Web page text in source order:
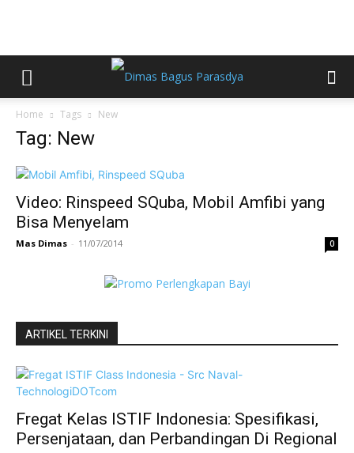
Home Tags New
Tag: New
Video: Rinspeed SQuba, Mobil Amfibi yang
Bisa Menyelam
Mas Dimas - 11/07/2014 0
ARTIKEL TERKINI
Fregat Kelas ISTIF Indonesia: Spesifikasi,
Persenjataan, dan Perbandingan Di Regional